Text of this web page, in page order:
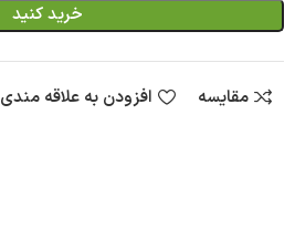
خرید کنید
مقایسه افزودن به علاقه مندی